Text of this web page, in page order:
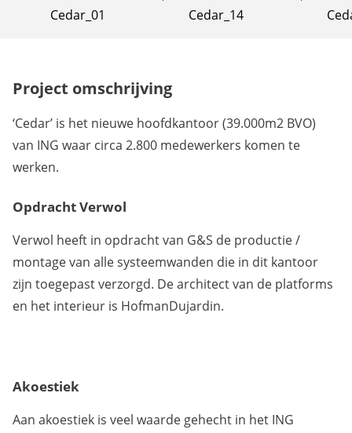
Project omschrijving
‘Cedar’ is het nieuwe hoofdkantoor (39.000m2 BVO)
van ING waar circa 2.800 medewerkers komen te
werken.
Opdracht Verwol
Verwol heeft in opdracht van G&S de productie /
montage van alle systeemwanden die in dit kantoor
zijn toegepast verzorgd. De architect van de platforms
en het interieur is HofmanDujardin.
Akoestiek
Aan akoestiek is veel waarde gehecht in het ING